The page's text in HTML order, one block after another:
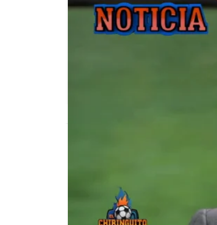
F.C Barcelona